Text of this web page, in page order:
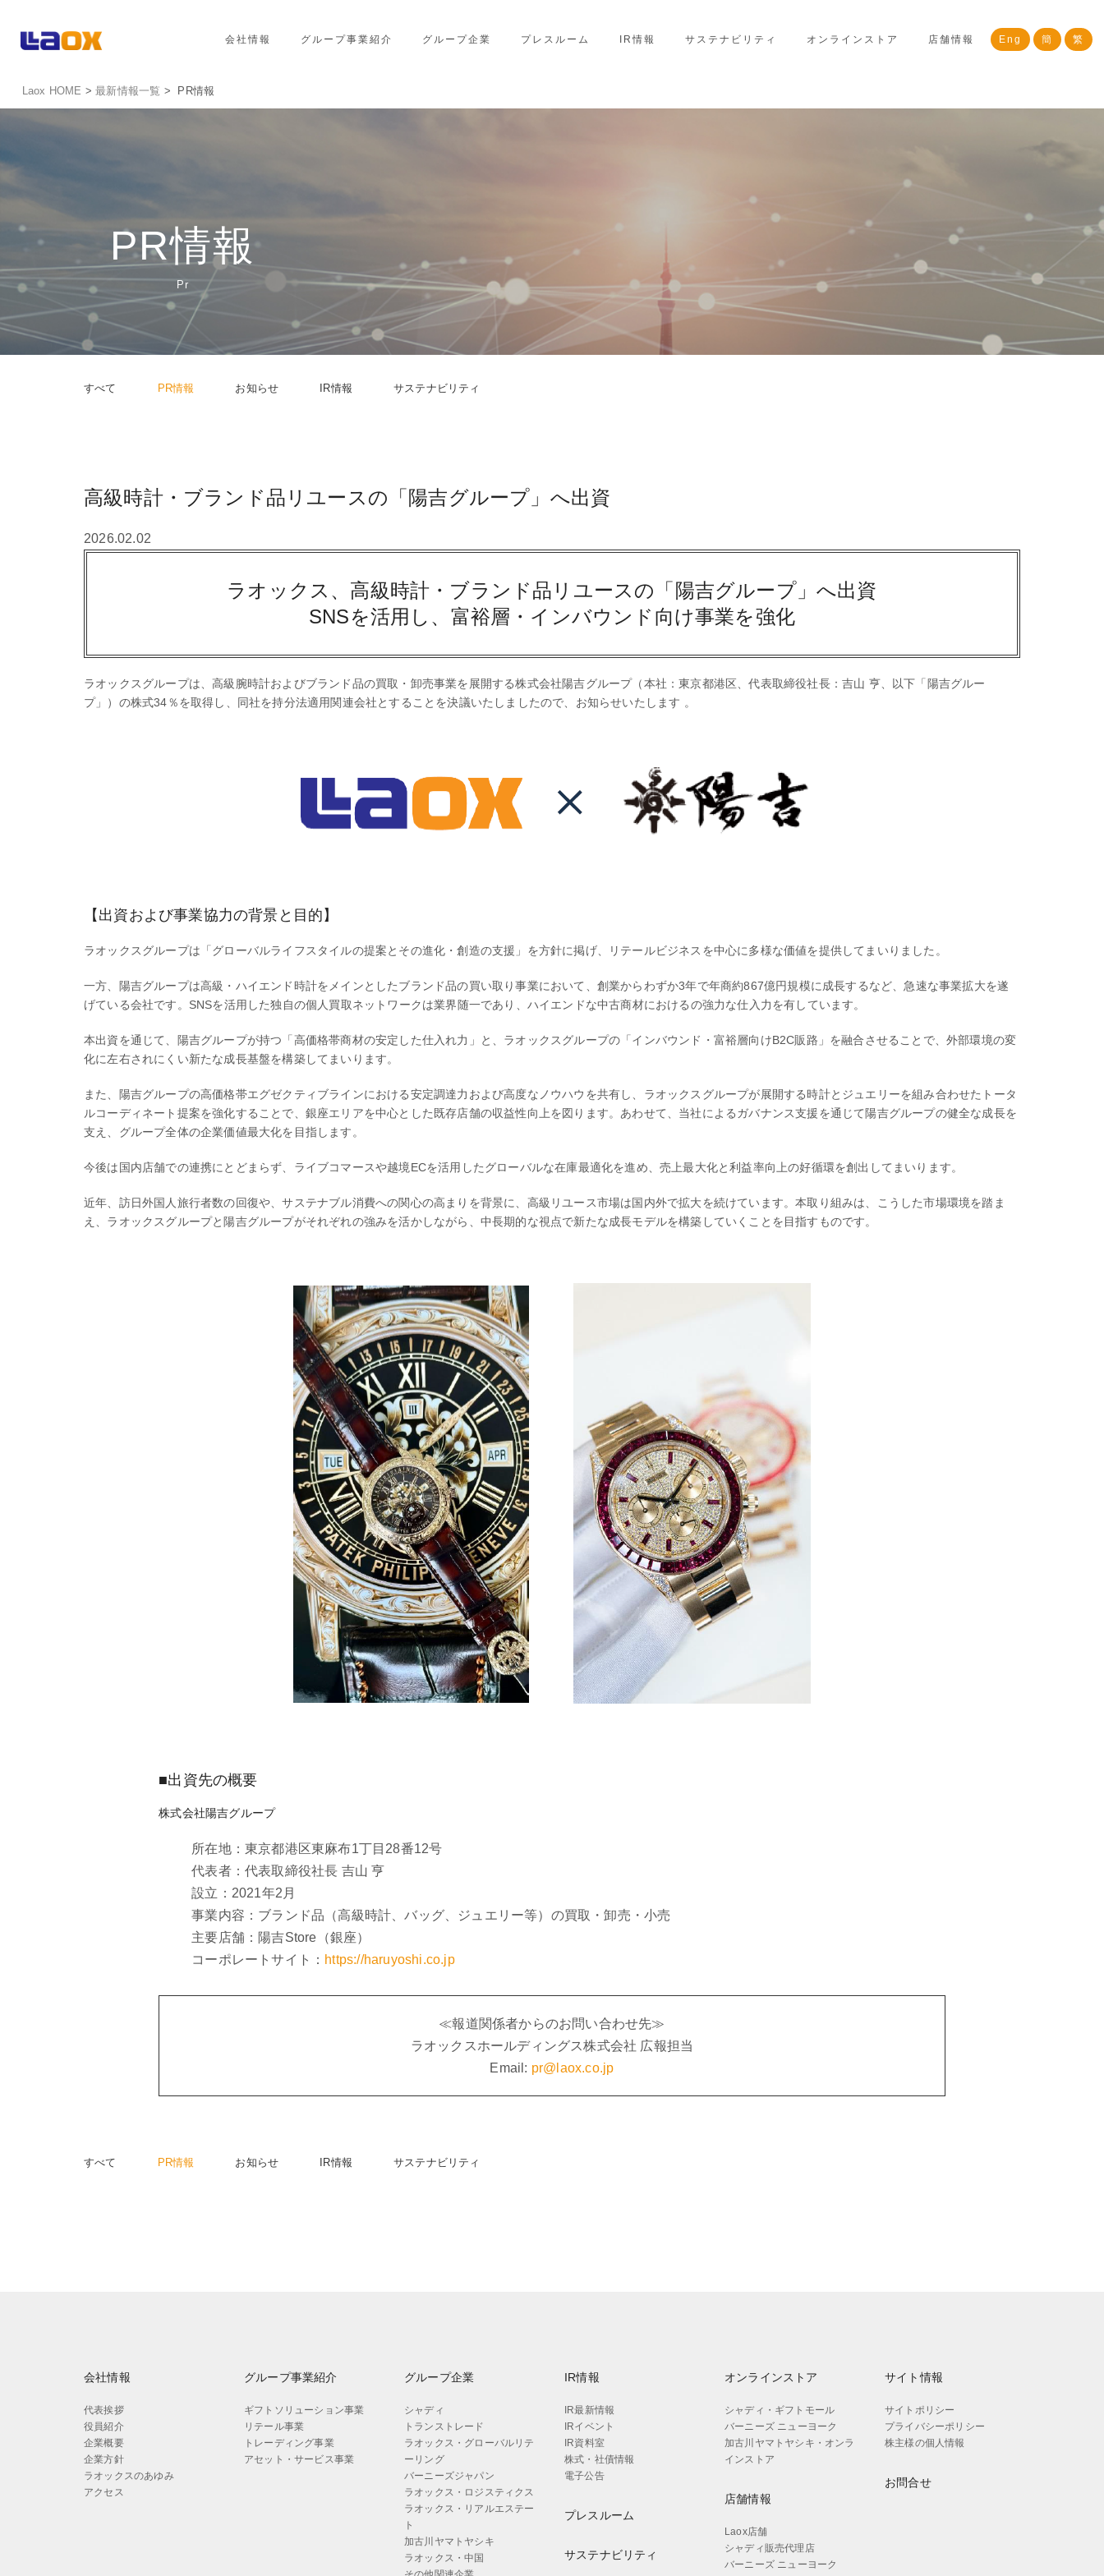
会社情報 グループ事業紹介 グループ企業 プレスルーム IR情報 サステナビリティ オンラインストア 店舗情報 Eng 簡 繁
Laox HOME >最新情報一覧 > PR情報
PR情報
Pr
すべて PR情報 お知らせ IR情報 サステナビリティ
高級時計・ブランド品リユースの「陽吉グループ」へ出資
2026.02.02
ラオックス、高級時計・ブランド品リユースの「陽吉グループ」へ出資
SNSを活用し、富裕層・インバウンド向け事業を強化
ラオックスグループは、高級腕時計およびブランド品の買取・卸売事業を展開する株式会社陽吉グループ（本社：東京都港区、代表取締役社長：吉山 亨、以下「陽吉グルー
プ」）の株式34％を取得し、同社を持分法適用関連会社とすることを決議いたしましたので、お知らせいたします 。
【出資および事業協力の背景と目的】
ラオックスグループは「グローバルライフスタイルの提案とその進化・創造の支援」を方針に掲げ、リテールビジネスを中心に多様な価値を提供してまいりました。
一方、陽吉グループは高級・ハイエンド時計をメインとしたブランド品の買い取り事業において、創業からわずか3年で年商約867億円規模に成長するなど、急速な事業拡大を遂
げている会社です。SNSを活用した独自の個人買取ネットワークは業界随一であり、ハイエンドな中古商材におけるの強力な仕入力を有しています。
本出資を通じて、陽吉グループが持つ「高価格帯商材の安定した仕入れ力」と、ラオックスグループの「インバウンド・富裕層向けB2C販路」を融合させることで、外部環境の変
化に左右されにくい新たな成長基盤を構築してまいります。
また、陽吉グループの高価格帯エグゼクティブラインにおける安定調達力および高度なノウハウを共有し、ラオックスグループが展開する時計とジュエリーを組み合わせたトータ
ルコーディネート提案を強化することで、銀座エリアを中心とした既存店舗の収益性向上を図ります。あわせて、当社によるガバナンス支援を通じて陽吉グループの健全な成長を
支え、グループ全体の企業価値最大化を目指します。
今後は国内店舗での連携にとどまらず、ライブコマースや越境ECを活用したグローバルな在庫最適化を進め、売上最大化と利益率向上の好循環を創出してまいります。
近年、訪日外国人旅行者数の回復や、サステナブル消費への関心の高まりを背景に、高級リユース市場は国内外で拡大を続けています。本取り組みは、こうした市場環境を踏ま
え、ラオックスグループと陽吉グループがそれぞれの強みを活かしながら、中長期的な視点で新たな成長モデルを構築していくことを目指すものです。
■出資先の概要
株式会社陽吉グループ
所在地：東京都港区東麻布1丁目28番12号
代表者：代表取締役社長 吉山 亨
設立：2021年2月
事業内容：ブランド品（高級時計、バッグ、ジュエリー等）の買取・卸売・小売
主要店舗：陽吉Store（銀座）
コーポレートサイト： https://haruyoshi.co.jp
≪報道関係者からのお問い合わせ先≫
ラオックスホールディングス株式会社 広報担当
Email: pr@laox.co.jp
すべて PR情報 お知らせ IR情報 サステナビリティ
会社情報
代表挨拶
役員紹介
企業概要
企業方針
ラオックスのあゆみ
アクセス
グループ事業紹介
ギフトソリューション事業
リテール事業
トレーディング事業
アセット・サービス事業
グループ企業
シャディ
トランストレード
ラオックス・グローバルリテ
ーリング
バーニーズジャパン
ラオックス・ロジスティクス
ラオックス・リアルエステー
ト
加古川ヤマトヤシキ
ラオックス・中国
IR情報
IR最新情報
IRイベント
IR資料室
株式・社債情報
電子公告
プレスルーム
サステナビリティ
オンラインストア
シャディ・ギフトモール
バーニーズ ニューヨーク
加古川ヤマトヤシキ・オンラ
インストア
店舗情報
Laox店舗
シャディ販売代理店
バーニーズ ニューヨーク
サイト情報
サイトポリシー
プライバシーポリシー
株主様の個人情報
お問合せ